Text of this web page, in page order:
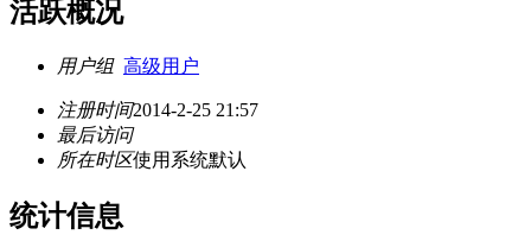
活跃概况
用户组 高级用户
注册时间2014-2-25 21:57
最后访问
所在时区使用系统默认
统计信息